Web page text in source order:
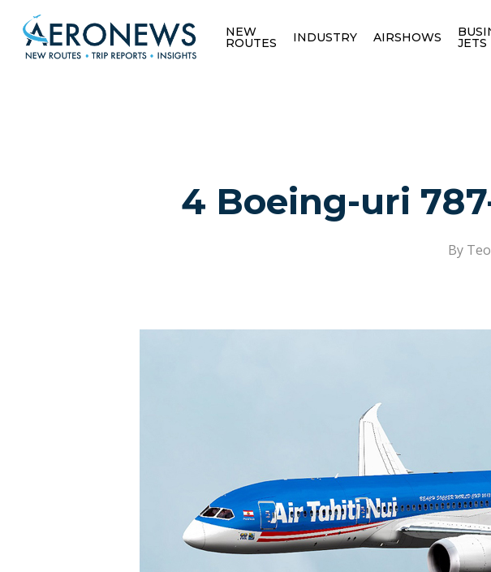
Hit enter to search or ESC to close
NEW
ROUTES INDUSTRY AIRSHOWS JETS
4 Boeing-uri
By